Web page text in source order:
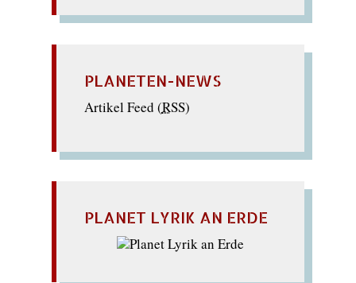
PLANETEN-NEWS
Artikel Feed (RSS)
PLANET LYRIK AN ERDE